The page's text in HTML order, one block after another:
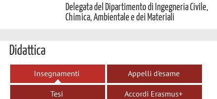
Delegata del Dipartimento di Ingegneria Civile,
Chimica, Ambientale e dei Materiali
Didattica
Insegnamenti Appelli d'esame
Tesi Accordi Erasmus+